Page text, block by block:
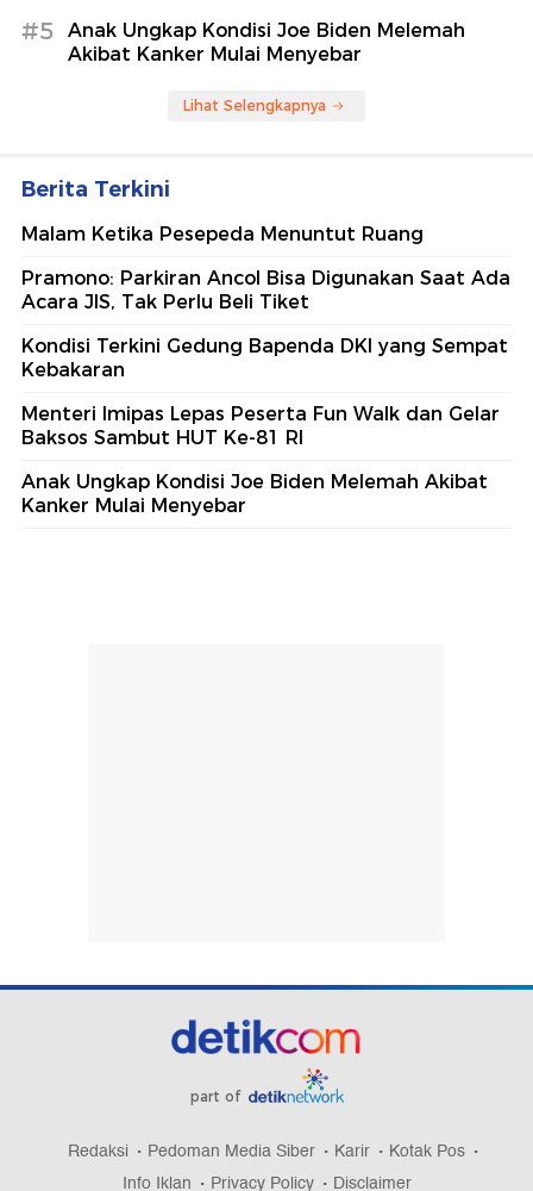
#5
Anak Ungkap Kondisi Joe Biden Melemah
Akibat Kanker Mulai Menyebar
Lihat Selengkapnya
Berita Terkini
Malam Ketika Pesepeda Menuntut Ruang
Pramono: Parkiran Ancol Bisa Digunakan Saat Ada
Acara JIS, Tak Perlu Beli Tiket
Kondisi Terkini Gedung Bapenda DKI yang Sempat
Kebakaran
Menteri Imipas Lepas Peserta Fun Walk dan Gelar
Baksos Sambut HUT Ke-81 RI
Anak Ungkap Kondisi Joe Biden Melemah Akibat
Kanker Mulai Menyebar
part of
Redaksi Pedoman Media Siber Karir
Kotak Pos
Info Iklan
Privacy Policy Disclaimer